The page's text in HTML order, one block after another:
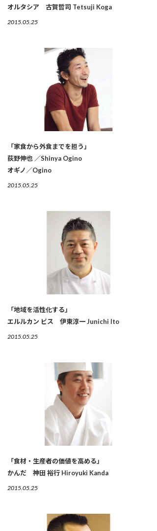
オルタシア 古賀哲司 Tetsuji Koga
2015.05.25
「家食から外食までを担う」
荻野伸也 ／Shinya Ogino
オギノ／Ogino
2015.05.25
「地域を活性化する」
エルルカン ビス 伊東淳一 Junichi Ito
2015.05.25
「食材・生産者の価値を高める」
かんだ 神田 裕行 Hiroyuki Kanda
2015.05.25